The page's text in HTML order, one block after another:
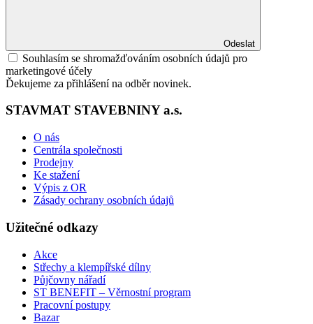
Odeslat
Souhlasím se shromažďováním osobních údajů pro
marketingové účely
Ďekujeme za přihlášení na odběr novinek.
STAVMAT STAVEBNINY a.s.
O nás
Centrála společnosti
Prodejny
Ke stažení
Výpis z OR
Zásady ochrany osobních údajů
Užitečné odkazy
Akce
Střechy a klempířské dílny
Půjčovny nářadí
ST BENEFIT – Věrnostní program
Pracovní postupy
Bazar